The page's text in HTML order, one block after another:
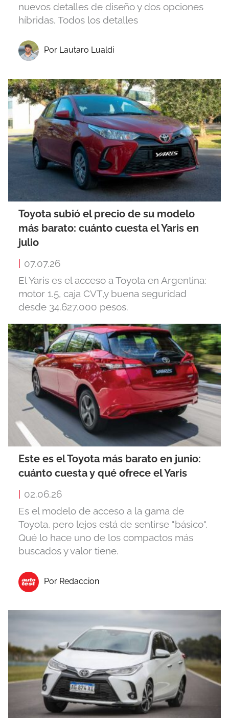
nuevos detalles de diseño y dos opciones
híbridas. Todos los detalles
Por Lautaro Lualdi
Toyota subió el precio de su modelo
más barato: cuánto cuesta el Yaris en
julio
07.07.26
El Yaris es el acceso a Toyota en Argentina:
motor 1.5, caja CVT,y buena seguridad
desde 34.627.000 pesos.
Este es el Toyota más barato en junio:
cuánto cuesta y qué ofrece el Yaris
02.06.26
Es el modelo de acceso a la gama de
Toyota, pero lejos está de sentirse "básico".
Qué lo hace uno de los compactos más
buscados y valor tiene.
Por Redaccion